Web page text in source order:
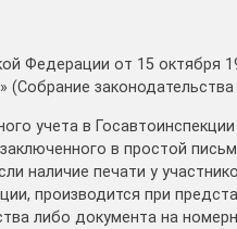
Федерации от 15 октября
учета в
в простой
наличие печати у
производится при
либо документа на